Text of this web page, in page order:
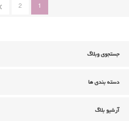
1
2
جستجوی وبلاگ
دسته بندی ها
آرشیو بلاگ